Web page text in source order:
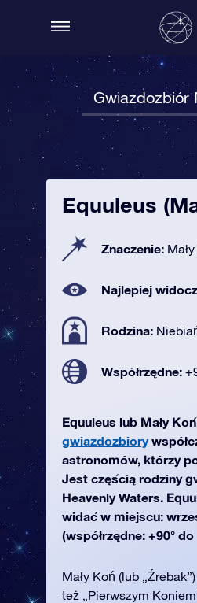
Gwiazdozbiór
Equuleus
Znaczenie:
Najlepiej
Rodzina:
Współrzędne:
Equuleus lub Mały
gwiazdozbiory
astronomów, którzy
Jest częścią rodziny
Heavenly Waters.
widać w miejscu:
(współrzędne: +90° do
Mały Koń (lub
też „Pierwszym